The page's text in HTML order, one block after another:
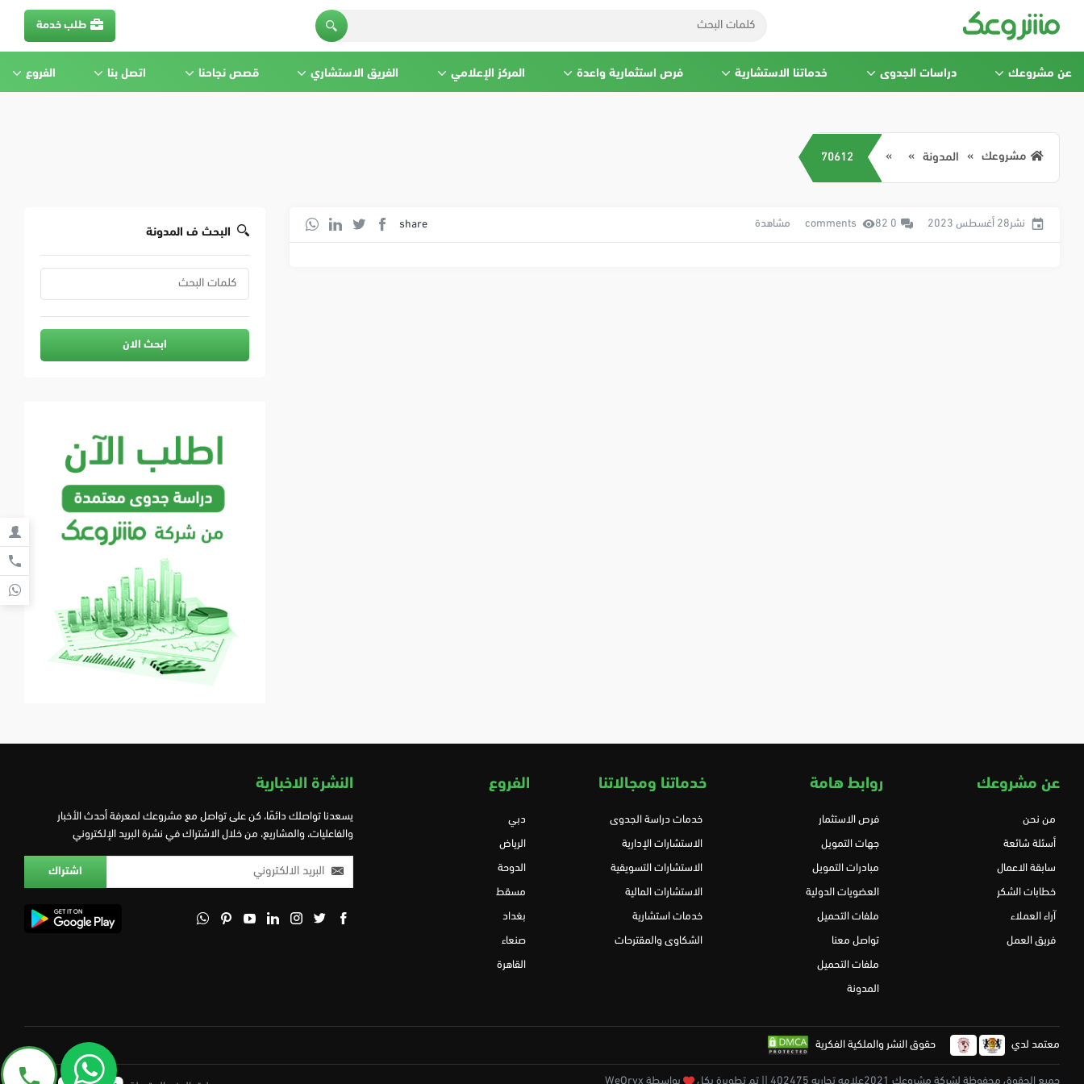
طلب خدمة
عن مشروعك دراسات الجدوى خدماتنا الاستشارية فرص استثمارية واعدة المركز الإعلامي الفريق الاستشاري قصص نجاحنا اتصل بنا الفروع
مشروعك المدونة 70612
نشر28 أغسطس 2023 0 comments 82 مشاهدة share
البحث ف المدونة
ابحث الان
عن مشروعك
من نحن
أسئلة شائعة
سابقة الاعمال
خطابات الشكر
آراء العملاء
فريق العمل
روابط هامة
فرص الاستثمار
جهات التمويل
مبادرات التمويل
العضويات الدولية
ملفات التحميل
تواصل معنا
ملفات التحميل
المدونة
خدماتنا ومجالاتنا
خدمات دراسة الجدوى
الاستشارات الإدارية
الاستشارات التسويقية
الاستشارات المالية
خدمات استشارية
الشكاوى والمقترحات
الفروع
دبي
الرياض
الدوحة
مسقط
بغداد
صنعاء
القاهرة
النشرة الاخبارية
يسعدنا تواصلك دائمًا، كن على تواصل مع مشروعك لمعرفة أحدث الأخبار
والفاعليات، والمشاريع، من خلال الاشتراك في نشرة البريد الإلكتروني
معتمد لدي حقوق النشر والملكية الفكرية
جميع الحقوق محفوظة لشركة مشروعك 2021علامه تجاريه 402475 || تم تطويرة بكل بواسطة WeOryx